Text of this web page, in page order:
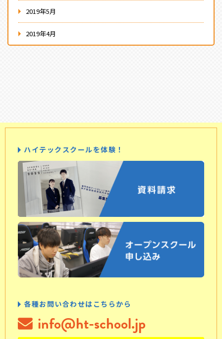
2019年5月
2019年4月
ハイテックスクールを体験！
各種お問い合わせはこちらから
info@ht-school.jp